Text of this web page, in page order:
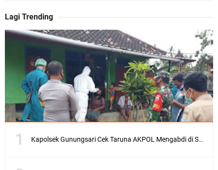
Lagi Trending
Kapolsek Gunungsari Cek Taruna AKPOL Mengabdi di SRD 4